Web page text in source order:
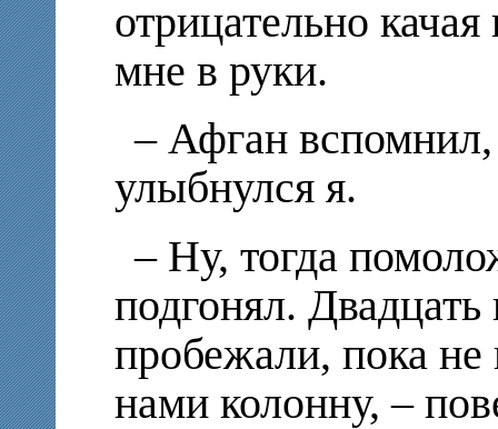
отрицательно
мне в руки.
– Афган
улыбнулся я.
– Ну, тогда
подгонял.
пробежали, пока
нами колонну, –